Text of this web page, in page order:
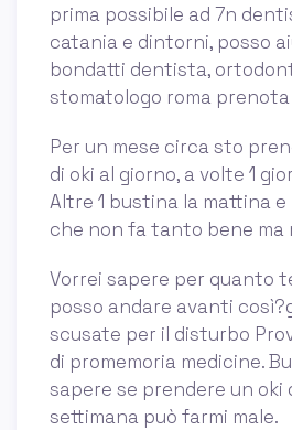
prima possibile ad 7n
catania e dintorni, posso
bondatti dentista,
stomatologo roma
Per un mese circa sto
di oki al giorno, a volte 1
Altre 1 bustina la mattina e
che non fa tanto bene ma
Vorrei sapere per quanto
posso andare avanti
scusate per il disturbo
di promemoria medicine.
sapere se prendere un oki
settimana può farmi male.